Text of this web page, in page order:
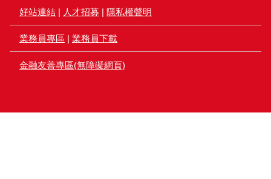
好站連結 | 人才招募 | 隱私權聲明
業務員專區 | 業務員下載
金融友善專區(無障礙網頁)